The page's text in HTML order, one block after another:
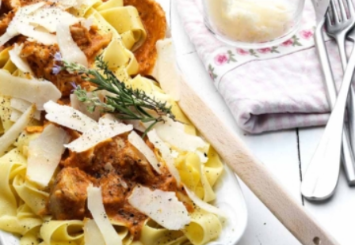
Κοτόπουλο ραγού
Πεντανόστιμο, χορταστικό και ανεπανάληπτο
κοτόπουλο ραγού. Οι πλούσιες, χορταστικές
σάλτσες συνδυάζονται καλύτερα με πιο φαρδιά
μακαρόνια.
6 10 λεπτά 45 λεπτά